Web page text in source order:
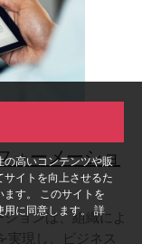
の高いコンテンツや販
イトを向上させるた
す。 このサイトを
に同意します。 詳
ォーメーショ
ョンは、組織によ
実現し、ビジネス